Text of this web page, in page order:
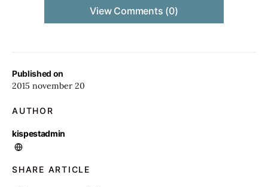
Published on
2015 november 20
AUTHOR
kispestadmin
SHARE ARTICLE
View Comments (0)